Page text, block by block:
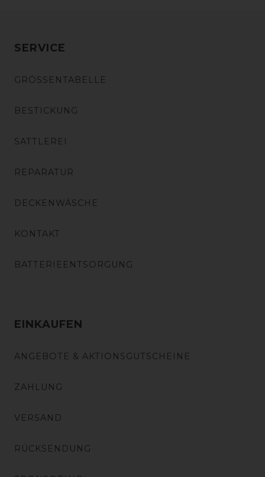
SERVICE
GRÖSSENTABELLE
BESTICKUNG
SATTLEREI
REPARATUR
DECKENWÄSCHE
KONTAKT
BATTERIEENTSORGUNG
EINKAUFEN
ANGEBOTE & AKTIONSGUTSCHEINE
ZAHLUNG
VERSAND
RÜCKSENDUNG